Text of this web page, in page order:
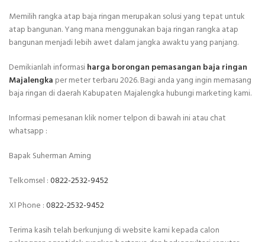
Memilih rangka atap baja ringan merupakan solusi yang tepat untuk
atap bangunan. Yang mana menggunakan baja ringan rangka atap
bangunan menjadi lebih awet dalam jangka awaktu yang panjang.
Demikianlah informasiharga borongan pemasangan baja ringan
Majalengka per meter terbaru 2026. Bagi anda yang ingin memasang
baja ringan di daerah Kabupaten Majalengka hubungi marketing kami.
Informasi pemesanan klik nomer telpon di bawah ini atau chat
whatsapp :
Bapak Suherman Aming
Telkomsel :0822-2532-9452
Xl Phone :0822-2532-9452
Terima kasih telah berkunjung di website kami kepada calon